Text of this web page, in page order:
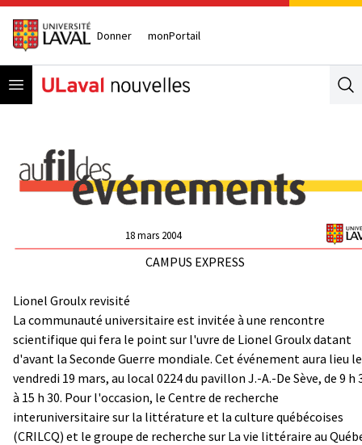
Donner monPortail
Open menu
18 mars 2004
CAMPUS EXPRESS
Lionel Groulx revisité
La communauté universitaire est invitée à une rencontre
scientifique qui fera le point sur l'uvre de Lionel Groulx datant
d'avant la Seconde Guerre mondiale. Cet événement aura lieu le
vendredi 19 mars, au local 0224 du pavillon J.-A.-De Sève, de 9 h
à 15 h 30. Pour l'occasion, le Centre de recherche
interuniversitaire sur la littérature et la culture québécoises
(CRILCQ) et le groupe de recherche sur La vie littéraire au